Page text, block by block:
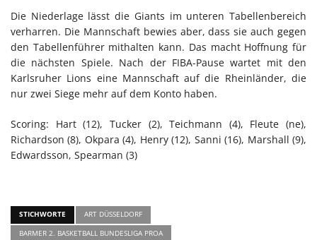
Die Niederlage lässt die Giants im unteren Tabellenbereich
verharren. Die Mannschaft bewies aber, dass sie auch gegen
den Tabellenführer mithalten kann. Das macht Hoffnung für
die nächsten Spiele. Nach der FIBA-Pause wartet mit den
Karlsruher Lions eine Mannschaft auf die Rheinländer, die
nur zwei Siege mehr auf dem Konto haben.
Scoring: Hart (12), Tucker (2), Teichmann (4), Fleute (ne),
Richardson (8), Okpara (4), Henry (12), Sanni (16), Marshall (9),
Edwardsson, Spearman (3)
STICHWORTE
ART DÜSSELDORF
BARMER 2. BASKETBALL BUNDESLIGA PROA